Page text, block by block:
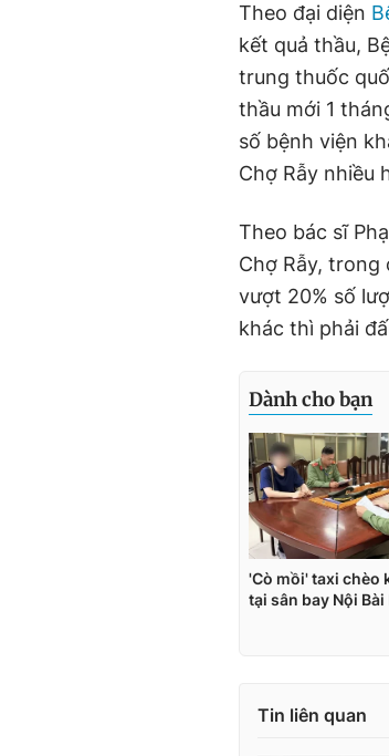
Theo đại diện
kết quả thầu,
trung thuốc
thầu mới 1
số bệnh viện
Chợ Rẫy nhiều
Theo bác sĩ
Chợ Rẫy,
vượt 20% số
khác thì phải
Tin liên quan